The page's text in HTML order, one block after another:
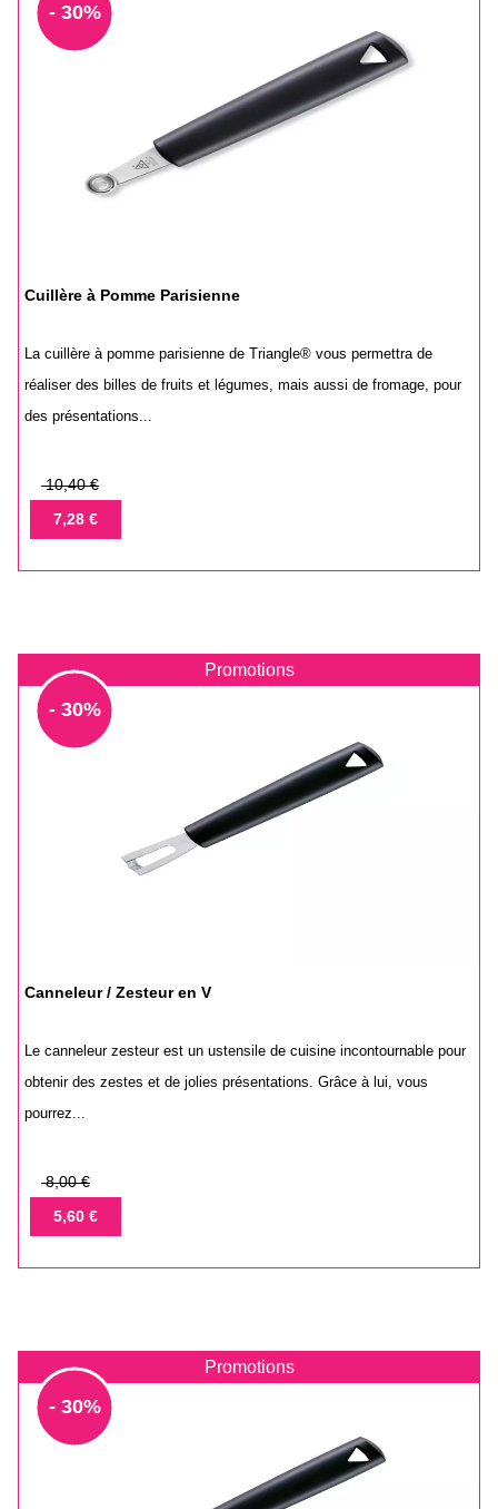
- 30%
Cuillère à Pomme Parisienne
La cuillère à pomme parisienne de Triangle® vous permettra de
réaliser des billes de fruits et légumes, mais aussi de fromage, pour
des présentations...
Prix
base
10,40 €
Prix7,28 €
Promotions
- 30%
Canneleur / Zesteur en V
Le canneleur zesteur est un ustensile de cuisine incontournable pour
obtenir des zestes et de jolies présentations. Grâce à lui, vous
pourrez...
Prix
base
8,00 €
Prix5,60 €
Promotions
- 30%